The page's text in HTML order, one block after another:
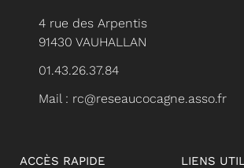
4 rue des Arpentis
91430 VAUHALLAN
01.43.26.37.84
Mail : rc@reseaucocagne.asso.fr
ACCÈS RAPIDE LIENS